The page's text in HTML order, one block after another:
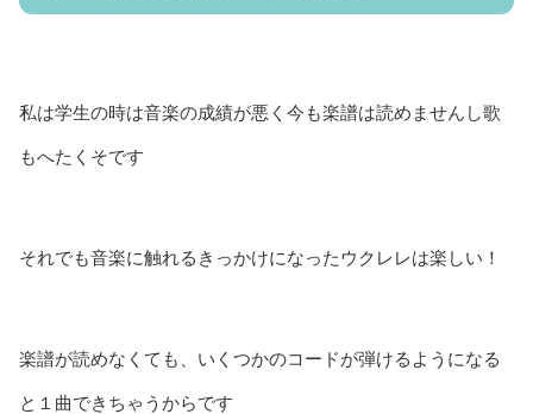
私は学生の時は音楽の成績が悪く今も楽譜は読めませんし歌
もへたくそです
それでも音楽に触れるきっかけになったウクレレは楽しい！
楽譜が読めなくても、いくつかのコードが弾けるようになる
と１曲できちゃうからです